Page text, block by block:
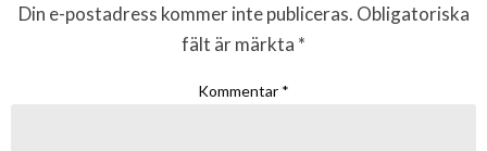
Din e-postadress kommer inte publiceras. Obligatoriska
fält är märkta *
Kommentar *